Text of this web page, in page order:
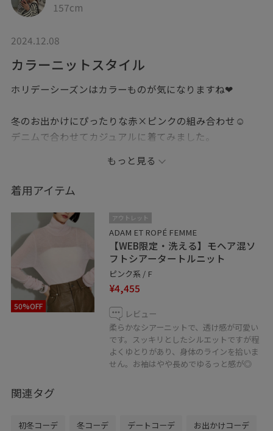
157cm
2024.12.08
カラーニットスタイル
ホリデーシーズンはカラーものが気になりますね❤︎
冬のお出かけにぴったりな赤×ピンクの組み合わせ☺︎
デニムで合わせてカジュアルに着てみました。
アウターはループファーがとってもふわふわで
軽い着心地も嬉しい一着。
首元はスタンドネックにすることもできて、
とっても暖かいです。。
是非チェックしてみてくださいね。
instagram⇒adam_ttm
フォローお願いいたします♡
□♡ボタンを押してお気に入り！
や商品がチェックしやすくなります。
もっと見る
着用アイテム
50%OFF
アウトレット
ADAM ET ROPÉ FEMME
【WEB限定・洗える】モヘア混ソ
フトシアータートルニット
ピンク系 / F
¥4,455
レビュー
柔らかなシアーニットで、透け感が可愛い
です。スッキリとしたシルエットですが程
よくゆとりがあり、身体のラインを拾いま
せん。お袖はやや長めでゆるっと感が◎
関連タグ
初冬コーデ 冬コーデ デートコーデ お出かけコーデ